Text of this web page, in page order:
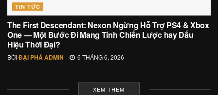
TIN TỨC
The First Descendant: Nexon Ngừng Hỗ Trợ PS4 & Xbox
One — Một Bước Đi Mang Tính Chiến Lược hay Dấu
Hiệu Thời Đại?
BỞIĐẠI PHÁ ADMIN 6 THÁNG 6, 2026
XEM THÊM